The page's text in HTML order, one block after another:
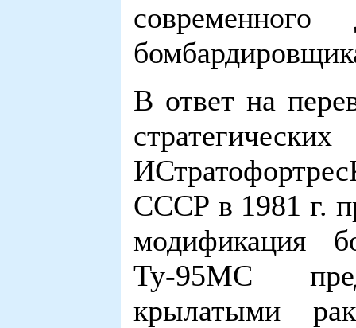
В ответ на
СССР в 1981 г.
модификация
Ту-95МС
крылатыми